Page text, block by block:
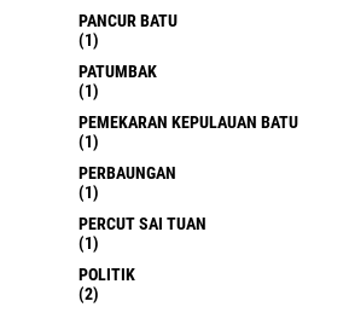
PANCUR BATU
(1)
PATUMBAK
(1)
PEMEKARAN KEPULAUAN BATU
(1)
PERBAUNGAN
(1)
PERCUT SAI TUAN
(1)
POLITIK
(2)